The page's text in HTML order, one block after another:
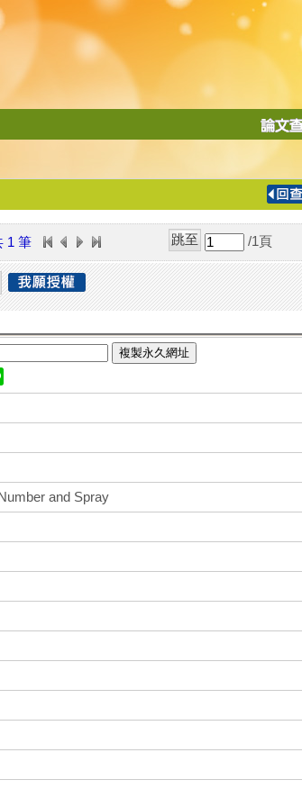
導
1 筆 /1 頁
複製永久網址
and Spray